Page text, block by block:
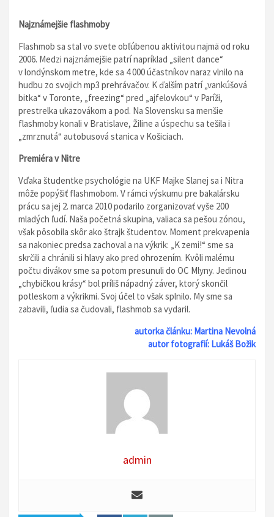
Najznámejšie flashmoby
Flashmob sa stal vo svete obľúbenou aktivitou najmä od roku
2006. Medzi najznámejšie patrí napríklad „silent dance“
v londýnskom metre, kde sa 4 000 účastníkov naraz vlnilo na
hudbu zo svojich mp3 prehrávačov. K ďalším patrí„vankúšová
bitka“ v Toronte, „freezing“ pred „ajfelovkou“ v Paríži,
prestrelka ukazovákom a pod. Na Slovensku sa menšie
flashmoby konali v Bratislave, Žiline a úspechu sa tešila i
„zmrznutá“ autobusová stanica v Košiciach.
Premiéra v Nitre
Vďaka študentke psychológie na UKF Majke Slanej sa i Nitra
môže popýšiť flashmobom. V rámci výskumu pre bakalársku
prácu sa jej 2. marca 2010 podarilo zorganizovať vyše 200
mladých ľudí. Naša početná skupina, valiaca sa pešou zónou,
však pôsobila skôr ako štrajk študentov. Moment prekvapenia
sa nakoniec predsa zachoval a na výkrik: „K zemi!“ sme sa
skrčili a chránili si hlavy ako pred ohrozením. Kvôli malému
počtu divákov sme sa potom presunuli do OC Mlyny. Jedinou
„chybičkou krásy“ bol príliš nápadný záver, ktorý skončil
potleskom a výkrikmi. Svoj účel to však splnilo. My sme sa
zabavili, ľudia sa čudovali, flashmob sa vydaril.
autorka článku: Martina Nevolná
autor fotografií: Lukáš Božik
admin